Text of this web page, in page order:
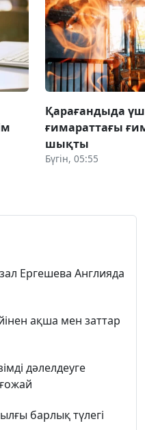
Қарағандыда
ғимараттағы
шықты
Бүгін, 05:55
Ергешева Англияда
ақша мен заттар
дәлелдеуге
барлық түлегі